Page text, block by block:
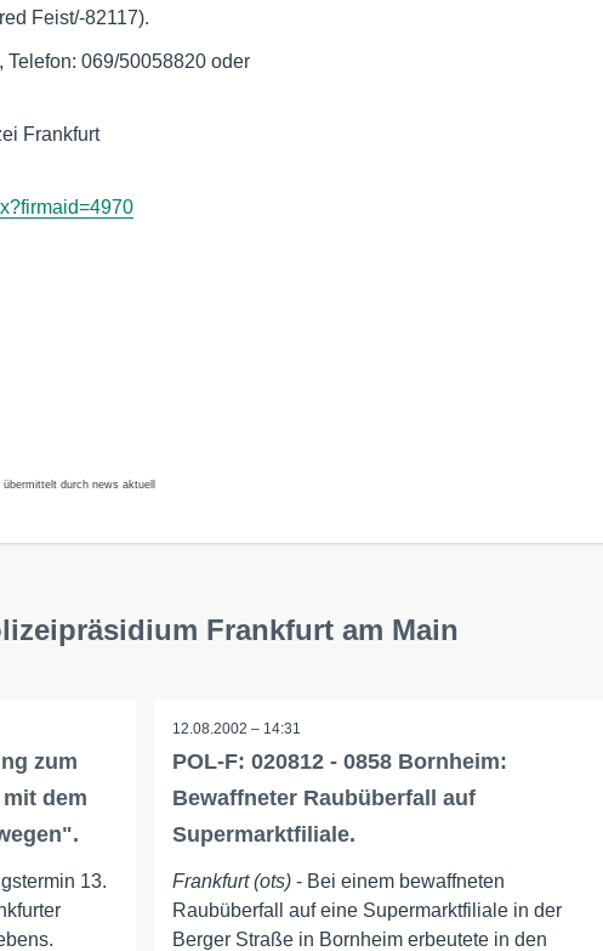
Feist/-82117).
Telefon: 069/50058820 oder
Frankfurt
durch news aktuell
Frankfurt am Main
zum
dem
13.
12.08.2002 – 14:31
POL-F: 020812 - 0858 Bornheim:
Bewaffneter Raubüberfall auf
Supermarktfiliale.
Frankfurt (ots)- Bei einem bewaffneten
Raubüberfall auf eine Supermarktfiliale in der
Berger Straße in Bornheim erbeutete in den